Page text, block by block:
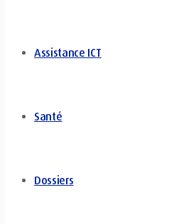
Assistance ICT
Santé
Dossiers